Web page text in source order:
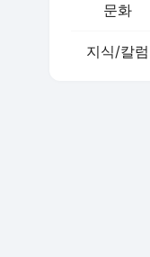
문화
지식/칼럼